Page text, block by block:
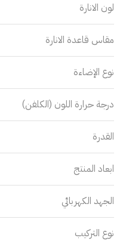
لون الانارة
مقاس قاعدة الانارة
نوع الإضاءة
درجة حرارة اللون (الكلفن)
القدرة
ابعاد المنتج
الجهد الكهربائي
نوع التركيب